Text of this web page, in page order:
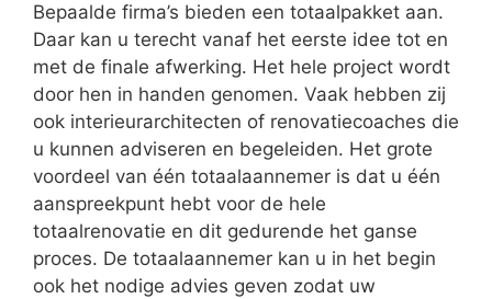
Bepaalde firma’s bieden een totaalpakket aan.
Daar kan u terecht vanaf het eerste idee tot en
met de finale afwerking. Het hele project wordt
door hen in handen genomen. Vaak hebben zij
ook interieurarchitecten of renovatiecoaches die
u kunnen adviseren en begeleiden. Het grote
voordeel van één totaalaannemer is dat u één
aanspreekpunt hebt voor de hele
totaalrenovatie en dit gedurende het ganse
proces. De totaalaannemer kan u in het begin
ook het nodige advies geven zodat uw